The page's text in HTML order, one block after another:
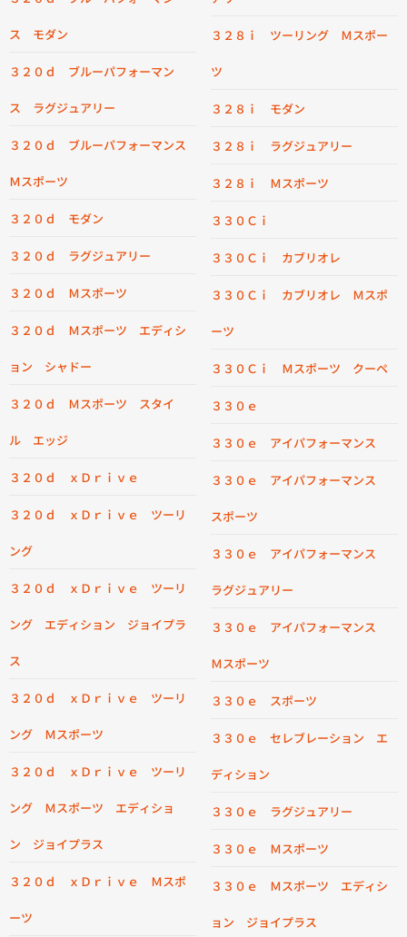
ス モダン
３２０ｄ ブルーパフォーマン
ス ラグジュアリー
３２０ｄ ブルーパフォーマンス
Ｍスポーツ
３２０ｄ モダン
３２０ｄ ラグジュアリー
３２０ｄ Ｍスポーツ
３２０ｄ Ｍスポーツ エディシ
ョン シャドー
３２０ｄ Ｍスポーツ スタイ
ル エッジ
３２０ｄ ｘＤｒｉｖｅ
３２０ｄ ｘＤｒｉｖｅ ツーリ
ング
３２０ｄ ｘＤｒｉｖｅ ツーリ
ング エディション ジョイプラ
ス
３２０ｄ ｘＤｒｉｖｅ ツーリ
ング Ｍスポーツ
３２０ｄ ｘＤｒｉｖｅ ツーリ
ング Ｍスポーツ エディショ
ン ジョイプラス
３２０ｄ ｘＤｒｉｖｅ Ｍスポ
ーツ
３２８ｉ ツーリング Ｍスポー
ツ
３２８ｉ モダン
３２８ｉ ラグジュアリー
３２８ｉ Ｍスポーツ
３３０Ｃｉ
３３０Ｃｉ カブリオレ
３３０Ｃｉ カブリオレ Ｍスポ
ーツ
３３０Ｃｉ Ｍスポーツ クーペ
３３０ｅ
３３０ｅ アイパフォーマンス
３３０ｅ アイパフォーマンス
スポーツ
３３０ｅ アイパフォーマンス
ラグジュアリー
３３０ｅ アイパフォーマンス
Ｍスポーツ
３３０ｅ スポーツ
３３０ｅ セレブレーション エ
ディション
３３０ｅ ラグジュアリー
３３０ｅ Ｍスポーツ
３３０ｅ Ｍスポーツ エディシ
ョン ジョイプラス